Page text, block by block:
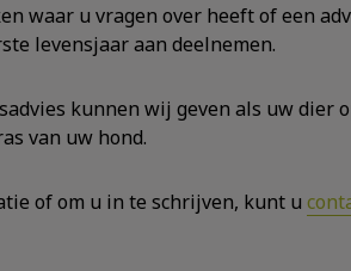
waar u vragen over heeft of een
levensjaar aan deelnemen.
kunnen wij geven als uw
van uw hond.
of om u in te schrijven, kunt u